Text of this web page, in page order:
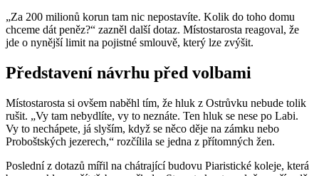
„Za 200 milionů korun tam nic nepostavíte. Kolik do toho domu
chceme dát peněz?“ zazněl další dotaz. Místostarosta reagoval, že
jde o nynější limit na pojistné smlouvě, který lze zvýšit.
Představení návrhu před volbami
Místostarosta si ovšem naběhl tím, že hluk z Ostrůvku nebude tolik
rušit. „Vy tam nebydlíte, vy to neznáte. Ten hluk se nese po Labi.
Vy to nechápete, já slyším, když se něco děje na zámku nebo
Proboštských jezerech,“ rozčílila se jedna z přítomných žen.
Poslední z dotazů mířil na chátrající budovu Piaristické koleje, která